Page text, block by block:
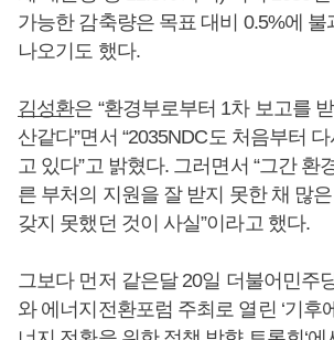
가능한 감축량은 목표 대비 0.5%에 불
나오기도 했다.
김성환은 “환경부로부터 1차 보고를
산같다”면서 “2035NDC도 처음부터
고 있다”고 밝혔다. 그러면서 “그간 환
른 부처의 지원을 잘 받지 못한 채 많
갖지 못했던 것이 사실”이라고 했다.
그보다 먼저 같은달 20일 더불어민주
와 에너지전환포럼 주최로 열린 ‘기후